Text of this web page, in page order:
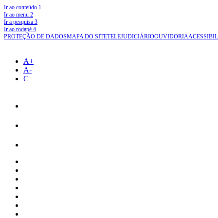
Ir ao conteúdo 1
Ir ao menu 2
Ir a pesquisa 3
Ir ao rodapé 4
PROTEÇÃO DE DADOSMAPA DO SITETELEJUDICIÁRIOOUVIDORIA
A+
A-
C